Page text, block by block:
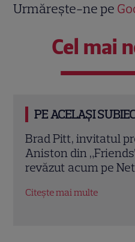
Urmărește-ne pe
Cel mai
PE ACELAȘI
Jonny Lee Miller,
fiul lui de 17 ani.
Jolie este de
Citește mai multe